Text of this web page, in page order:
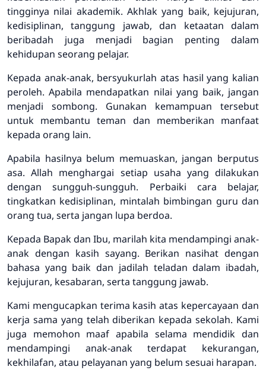
tingginya nilai akademik. Akhlak yang baik, kejujuran,
kedisiplinan, tanggung jawab, dan ketaatan dalam
beribadah juga menjadi bagian penting dalam
kehidupan seorang pelajar.
Kepada anak-anak, bersyukurlah atas hasil yang kalian
peroleh. Apabila mendapatkan nilai yang baik, jangan
menjadi sombong. Gunakan kemampuan tersebut
untuk membantu teman dan memberikan manfaat
kepada orang lain.
Apabila hasilnya belum memuaskan, jangan berputus
asa. Allah menghargai setiap usaha yang dilakukan
dengan sungguh-sungguh. Perbaiki cara belajar,
tingkatkan kedisiplinan, mintalah bimbingan guru dan
orang tua, serta jangan lupa berdoa.
Kepada Bapak dan Ibu, marilah kita mendampingi anak-
anak dengan kasih sayang. Berikan nasihat dengan
bahasa yang baik dan jadilah teladan dalam ibadah,
kejujuran, kesabaran, serta tanggung jawab.
Kami mengucapkan terima kasih atas kepercayaan dan
kerja sama yang telah diberikan kepada sekolah. Kami
juga memohon maaf apabila selama mendidik dan
mendampingi anak-anak terdapat kekurangan,
kekhilafan, atau pelayanan yang belum sesuai harapan.